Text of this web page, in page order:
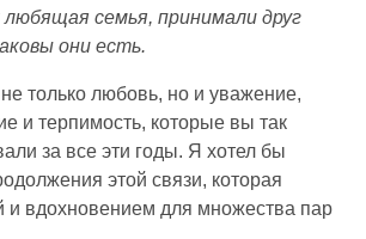
любящая семья, принимали друг
они есть.
только любовь, но и уважение,
и терпимость, которые вы так
за все эти годы. Я хотел бы
этой связи, которая
и вдохновением для множества пар